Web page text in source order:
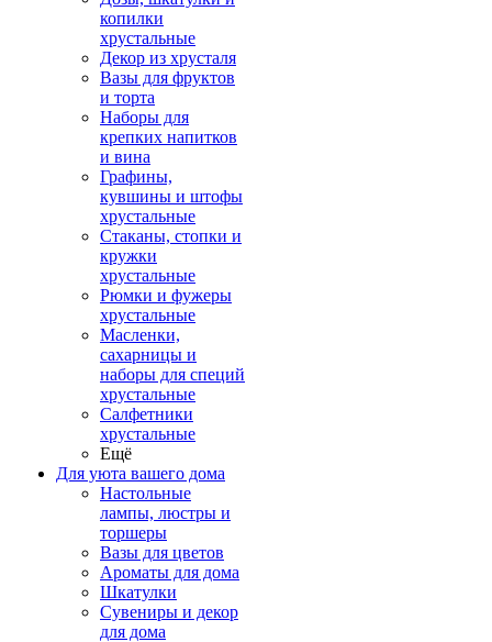
копилки
хрустальные
Декор из хрусталя
Вазы для фруктов
и торта
Наборы для
крепких напитков
и вина
Графины,
кувшины и штофы
хрустальные
Стаканы, стопки и
кружки
хрустальные
Рюмки и фужеры
хрустальные
Масленки,
сахарницы и
наборы для специй
хрустальные
Салфетники
хрустальные
Ещё
Для уюта вашего дома
Настольные
лампы, люстры и
торшеры
Вазы для цветов
Ароматы для дома
Шкатулки
Сувениры и декор
для дома